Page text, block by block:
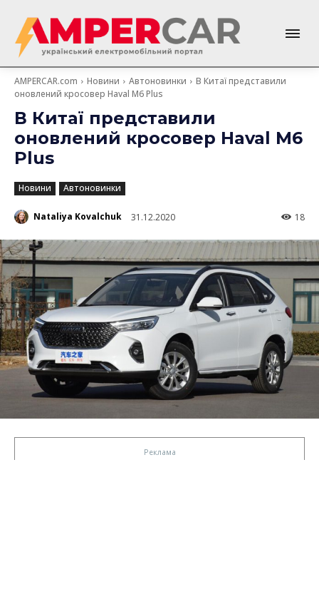
AMPERCAR.com Новини Автоновинки
В Китаї представили
оновлений кросовер Haval M6 Plus
В Китаї представили
оновлений кросовер Haval M6
Plus
Новини Автоновинки
Nataliya Kovalchuk 31.12.2020 18